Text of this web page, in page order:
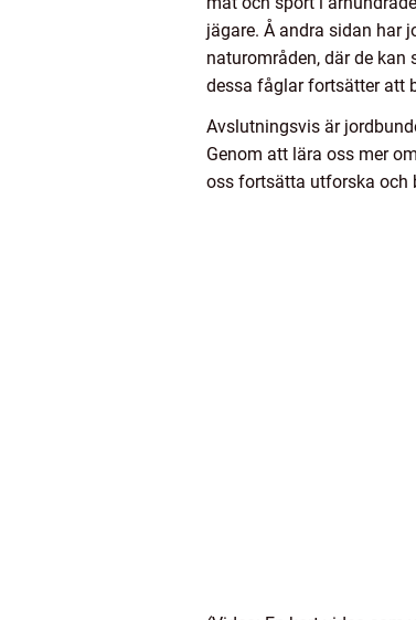
jägare. Å andra sidan har
naturområden, där de
dessa fåglar fortsätter att
Avslutningsvis är
Genom att lära oss mer
oss fortsätta utforska och